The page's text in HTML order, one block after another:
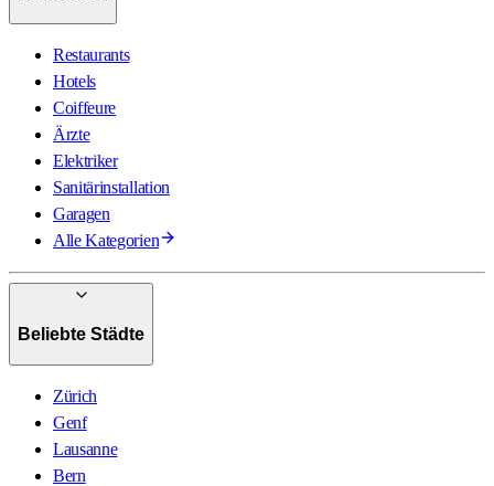
Restaurants
Hotels
Coiffeure
Ärzte
Elektriker
Sanitärinstallation
Garagen
Alle Kategorien
Beliebte Städte
Zürich
Genf
Lausanne
Bern